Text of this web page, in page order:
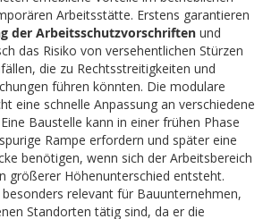
Arbeitsstätte. Erstens garantieren
der Arbeitsschutzvorschriften und
das Risiko von versehentlichen Stürzen
die zu Rechtsstreitigkeiten und
führen könnten. Die modulare
eine schnelle Anpassung an verschiedene
Baustelle kann in einer frühen Phase
Rampe erfordern und später eine
benötigen, wenn sich der Arbeitsbereich
größerer Höhenunterschied entsteht.
relevant für Bauunternehmen,
Standorten tätig sind, da er die